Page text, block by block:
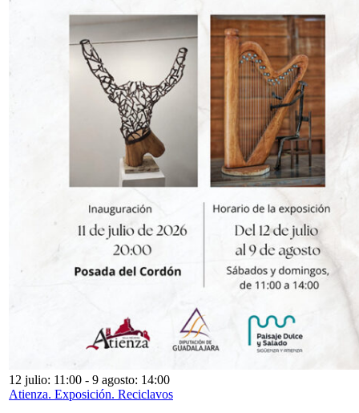
12 julio: 11:00 - 9 agosto: 14:00
Atienza. Exposición. Reciclavos